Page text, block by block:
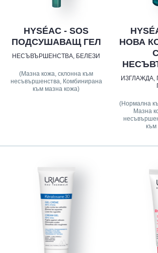
HYSÉAC - SOS
ПОДСУШАВАЩ ГЕЛ
НЕСЪВЪРШЕНСТВА, БЕЛЕЗИ
(Мазна кожа, склонна към
несъвършенства, Комбинирана
към мазна кожа)
НОВА
ИЗГЛАЖДА,
(Нормална
Мазна
към